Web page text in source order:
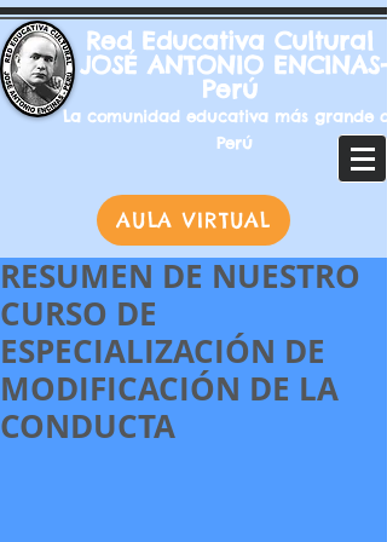
Red Educativa Cultural
JOSÉ ANTONIO ENCINAS-
Perú
La comunidad educativa más grande
Perú
AULA VIRTUAL
RESUMEN DE NUESTRO
CURSO DE
ESPECIALIZACIÓN DE
MODIFICACIÓN DE LA
CONDUCTA